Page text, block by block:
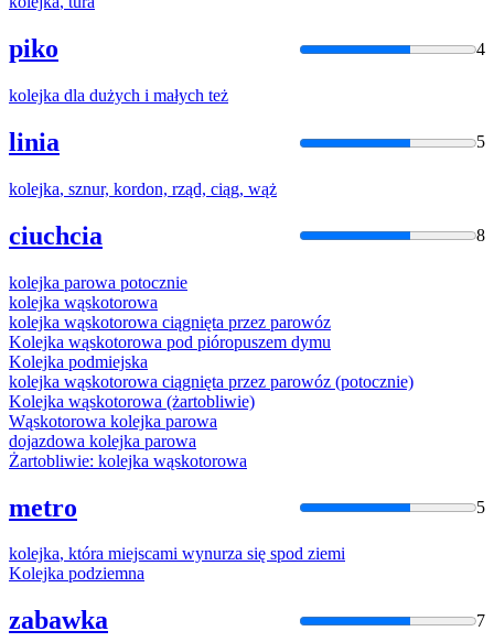
piko 4
kolejka dla dużych i małych też
linia 5
kolejka, sznur, kordon, rząd, ciąg, wąż
ciuchcia 8
kolejka parowa potocznie
kolejka wąskotorowa
kolejka wąskotorowa ciągnięta przez parowóz
Kolejka wąskotorowa pod pióropuszem dymu
Kolejka podmiejska
kolejka wąskotorowa ciągnięta przez parowóz (potocznie)
Kolejka wąskotorowa (żartobliwie)
Wąskotorowa kolejka parowa
dojazdowa kolejka parowa
Żartobliwie: kolejka wąskotorowa
metro 5
kolejka, która miejscami wynurza się spod ziemi
Kolejka podziemna
zabawka 7